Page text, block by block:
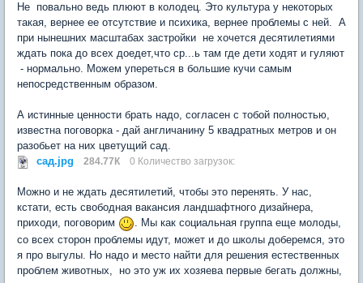
Не повально ведь плюют в колодец. Это культура у некоторых
такая, вернее ее отсутствие и психика, вернее проблемы с ней. А
при нынешних масштабах застройки не хочется десятилетиями
ждать пока до всех доедет,что ср...ь там где дети ходят и гуляют
- нормально. Можем упереться в большие кучи самым
непосредственным образом.
А истинные ценности брать надо, согласен с тобой полностью,
известна поговорка - дай англичанину 5 квадратных метров и он
разобьет на них цветущий сад.
сад.jpg
284.77К 0 Количество загрузок:
Можно и не ждать десятилетий, чтобы это перенять. У нас,
кстати, есть свободная вакансия ландшафтного дизайнера,
приходи, поговорим
. Мы как социальная группа еще молоды,
со всех сторон проблемы идут, может и до школы доберемся, это
я про выгулы. Но надо и место найти для решения естественных
проблем животных, но это уж их хозяева первые бегать должны,